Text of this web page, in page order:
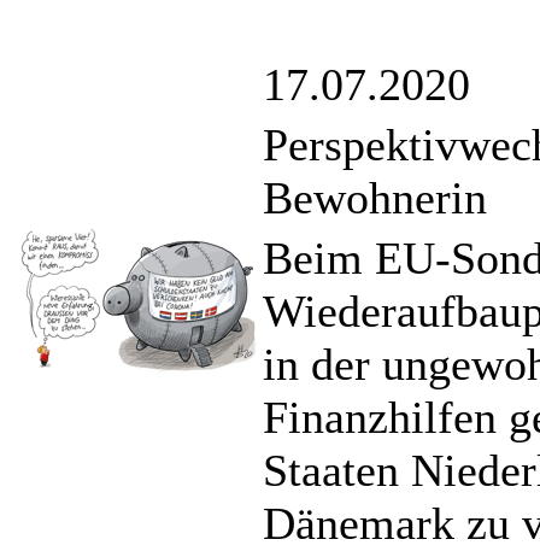
17.07.2020
Bewohnerin
Beim EU-
in der
Finanzhilfen
Staaten
Dänemark zu